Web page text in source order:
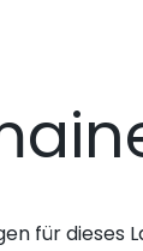
für dieses